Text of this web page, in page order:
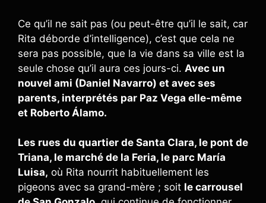
Ce qu’il ne sait pas (ou peut-être qu’il le sait, car
Rita déborde d’intelligence), c’est que cela ne
sera pas possible, que la vie dans sa ville est la
seule chose qu’il aura ces jours-ci. Avec un
nouvel ami (Daniel Navarro) et avec ses
parents, interprétés par Paz Vega elle-même
et Roberto Álamo.
Les rues du quartier de Santa Clara, le pont de
Triana, le marché de la Feria, le parc María
Luisa, où Rita nourrit habituellement les
pigeons avec sa grand-mère ; soit le carrousel